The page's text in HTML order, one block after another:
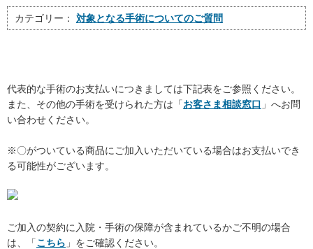
カテゴリー： 対象となる手術についてのご質問
代表的な手術のお支払いにつきましては下記表をご参照ください。
また、その他の手術を受けられた方は「お客さま相談窓口 」へお問
い合わせください。
※〇がついている商品にご加入いただいている場合はお支払いでき
る可能性がございます。
ご加入の契約に入院・手術の保障が含まれているかご不明の場合
は、「こちら 」をご確認ください。